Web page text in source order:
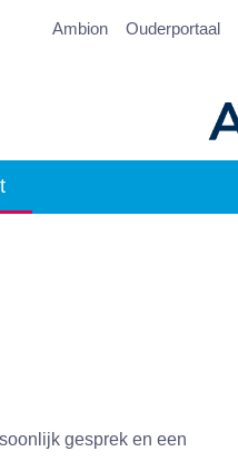
Ambion Ouderportaal
gesprek en een